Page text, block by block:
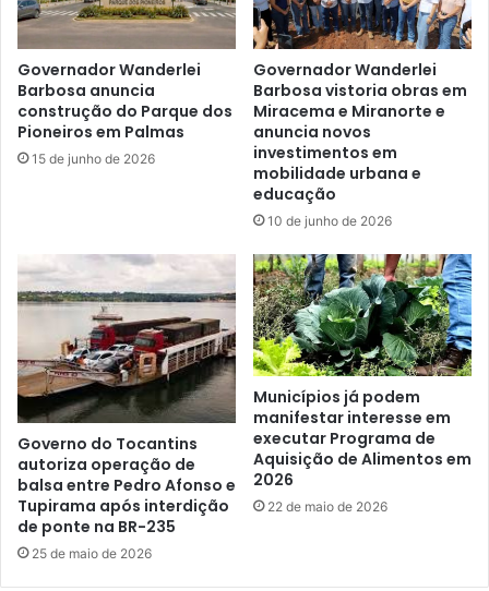
Governador Wanderlei
Barbosa anuncia
construção do Parque dos
Pioneiros em Palmas
15 de junho de 2026
Governador Wanderlei
Barbosa vistoria obras em
Miracema e Miranorte e
anuncia novos
investimentos em
mobilidade urbana e
educação
10 de junho de 2026
Governo do Tocantins
autoriza operação de
balsa entre Pedro Afonso e
Tupirama após interdição
de ponte na BR-235
25 de maio de 2026
Municípios já podem
manifestar interesse em
executar Programa de
Aquisição de Alimentos em
2026
22 de maio de 2026